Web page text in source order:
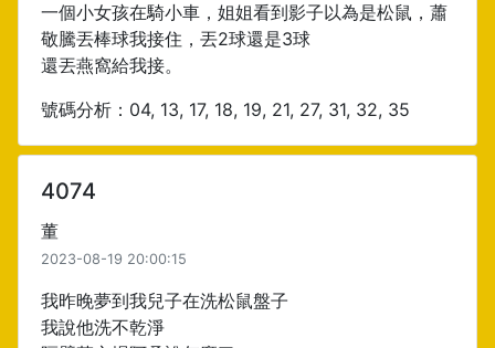
一個小女孩在騎小車，姐姐看到影子以為是松鼠，蕭
敬騰丟棒球我接住，丟2球還是3球
還丟燕窩給我接。
號碼分析：04, 13, 17, 18, 19, 21, 27, 31, 32, 35
4074
董
2023-08-19 20:00:15
我昨晚夢到我兒子在洗松鼠盤子
我說他洗不乾淨